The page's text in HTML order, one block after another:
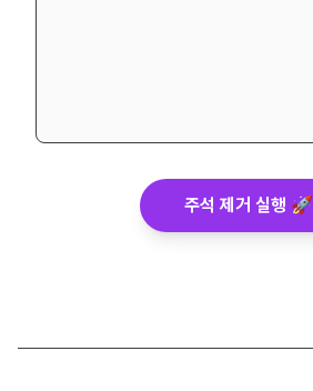
주석 제거 실행 🚀